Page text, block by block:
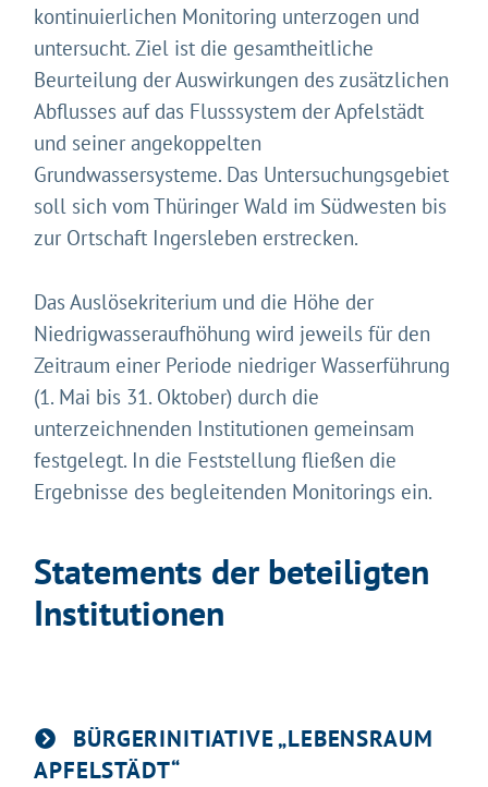
kontinuierlichen Monitoring unterzogen und
untersucht. Ziel ist die gesamtheitliche
Beurteilung der Auswirkungen des zusätzlichen
Abflusses auf das Flusssystem der Apfelstädt
und seiner angekoppelten
Grundwassersysteme. Das Untersuchungsgebiet
soll sich vom Thüringer Wald im Südwesten bis
zur Ortschaft Ingersleben erstrecken.
Das Auslösekriterium und die Höhe der
Niedrigwasseraufhöhung wird jeweils für den
Zeitraum einer Periode niedriger Wasserführung
(1. Mai bis 31. Oktober) durch die
unterzeichnenden Institutionen gemeinsam
festgelegt. In die Feststellung fließen die
Ergebnisse des begleitenden Monitorings ein.
Statements der beteiligten
Institutionen
BÜRGERINITIATIVE „LEBENSRAUM
APFELSTÄDT“